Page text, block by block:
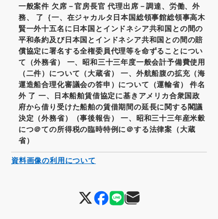
一般案件 欠席－官房長官 代理出席－調達、労働、外
務、 了｛一、在ジャカルタ日本国総領事館総領事高木
賢一外十五名に日本国とインドネシア共和国との間の
平和条約及び日本国とインドネシア共和国との間の賠
償協定に署名する全権委員代理等を命ずることについ
て（外務省） 一、昭和三十三年度一般会計予備費使用
（二件）について（大蔵省） 一、外航船腹の拡充（海
運造船合理化審議会の答申）について（運輸省） 件名
外 了 一、日本船舶賃借協定に基きアメリカ合衆国政
府から借り受けた船舶の賃借期間の延長に関する閣議
決定（外務省）（事後報告） 一、昭和三十三年産米穀
につ＠ての所得税の臨時特例に＠する法律案（大蔵
省）
資料画像の利用について